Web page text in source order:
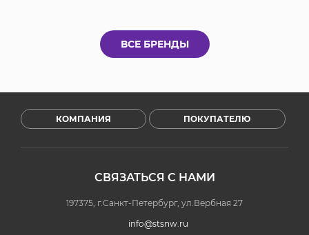
ВСЕ БРЕНДЫ
КОМПАНИЯ ПОКУПАТЕЛЮ
СВЯЗАТЬСЯ С НАМИ
197375, г.Санкт-Петербург, ул.Вербная 27
info@stsnw.ru